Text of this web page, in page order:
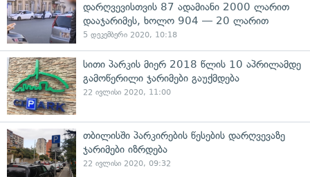
დარღვევისთვის 87 ადამიანი 2000 ლარით
დააჯარიმეს, ხოლო 904 — 20 ლარით
5 დეკემბერი 2020, 10:18
სითი პარკის მიერ 2018 წლის 10 აპრილამდე
გამოწერილი ჯარიმები გაუქმდება
22 ივლისი 2020, 11:00
თბილისში პარკირების წესების დარღვევაზე
ჯარიმები იზრდება
22 ივლისი 2020, 09:32